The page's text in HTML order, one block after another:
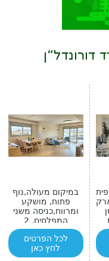
במיקום מעולה,נוף
פתוח, מושקע
ומרווח,כניסה משני
המפלסים, 2
מרפסות גדולות
לכל הפרטים
לחץ כאן